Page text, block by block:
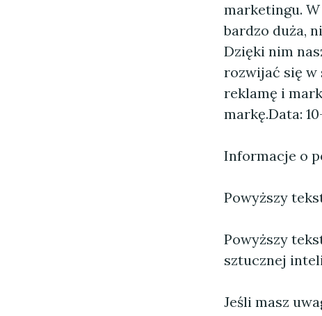
marketingu.
bardzo duża,
Dzięki nim
rozwijać się w
reklamę i
markę.Data:
Informacje o
Powyższy
Powyższy
sztucznej
Jeśli masz